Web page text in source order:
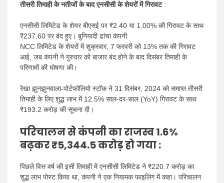
तीसरी तिमाही के नतीजों के बाद एनसीसी के शेयरों में गिरावट:
एनसीसी लिमिटेड के शेयर बीएसई पर ₹2.40 या 1.00% की गिरावट के साथ
₹237.60 पर बंद हुए। बुनियादी ढांचा कंपनी
NCC लिमिटेड के शेयरों में शुक्रवार, 7 फरवरी को 13% तक की गिरावट
आई, जब कंपनी ने गुरुवार को बाजार बंद होने के बाद दिसंबर तिमाही के
परिणामों की घोषणा की।
रेखा झुनझुनवाला-पोर्टफोलियो स्टॉक ने 31 दिसंबर, 2024 को समाप्त तीसरी
तिमाही के लिए शुद्ध लाभ में 12.5% ​​साल-दर-साल (YoY) गिरावट के साथ
₹193.2 करोड़ की सूचना दी।
परिचालन से कंपनी का राजस्व 1.6%
बढ़कर ₹5,344.5 करोड़ हो गया:
पिछले वित्त वर्ष की इसी तिमाही में एनसीसी लिमिटेड ने ₹220.7 करोड़ का
शुद्ध लाभ पोस्ट किया था, कंपनी ने एक नियामक फाइलिंग में कहा। परिचालन